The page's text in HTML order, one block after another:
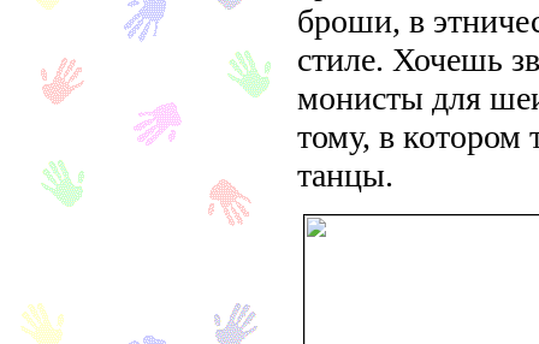
броши, в
стиле. Хочешь
монисты для
тому, в котором
танцы.